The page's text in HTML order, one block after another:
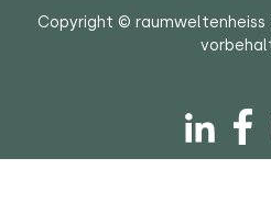
Copyright © raumweltenheiss